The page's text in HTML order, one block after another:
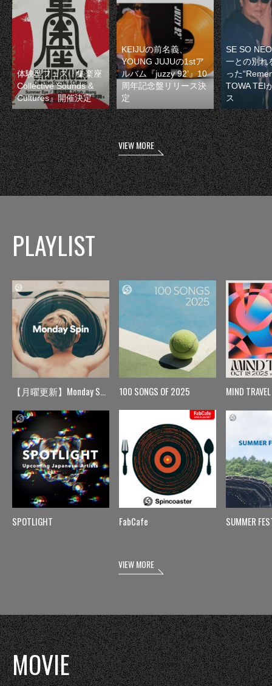
体験型フェス『集楽座
Collective Sounds &
Cultures』開催決定
KEIJUの前名義、
YOUNG JUJUの1stア
ルバム『juzzy 92’』10
周年記念盤リリース決
定
SE SO
一との別れ
った
TOWA TEI
ス
VIEW MORE
PLAYLIST
【月曜更新】Monday Spin
SPOTLIGHT
100 SONGS OF 2025
FabCafe
MIND TRAVEL
SUMMER
VIEW MORE
MOVIE